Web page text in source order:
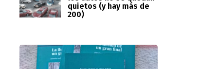
quietos (y hay más de
200)